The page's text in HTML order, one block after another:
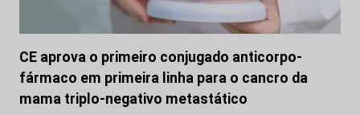
CE aprova o primeiro conjugado anticorpo-
fármaco em primeira linha para o cancro da
mama triplo-negativo metastático